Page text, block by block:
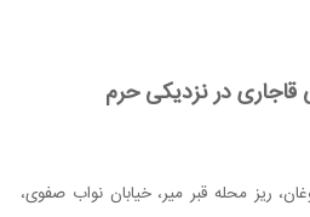
قاجاری در نزدیکی حرم
ریز محله قبر میر، خیابان نواب صفوی،